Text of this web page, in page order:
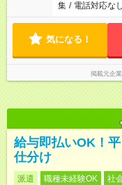
集 / 電話対応なし
気になる！
掲載元企
給与即払いOK！
仕分け
派遣 職種未経験OK 社